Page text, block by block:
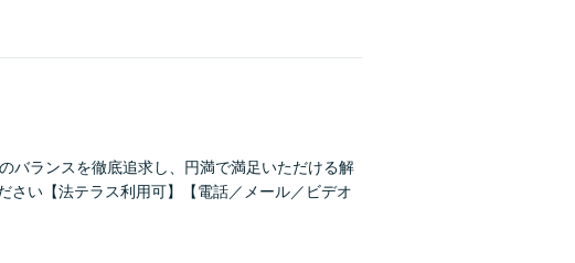
バランスを徹底追求し、円満で満足いただける解
さい【法テラス利用可】【電話／メール／ビデオ